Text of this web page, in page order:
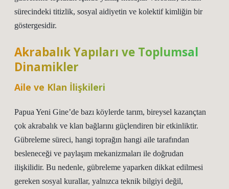
sürecindeki titizlik, sosyal aidiyetin ve kolektif kimliğin bir
göstergesidir.
Akrabalık Yapıları ve Toplumsal
Dinamikler
Aile ve Klan İlişkileri
Papua Yeni Gine’de bazı köylerde tarım, bireysel kazançtan
çok akrabalık ve klan bağlarını güçlendiren bir etkinliktir.
Gübreleme süreci, hangi toprağın hangi aile tarafından
besleneceği ve paylaşım mekanizmaları ile doğrudan
ilişkilidir. Bu nedenle, gübreleme yaparken dikkat edilmesi
gereken sosyal kurallar, yalnızca teknik bilgiyi değil,